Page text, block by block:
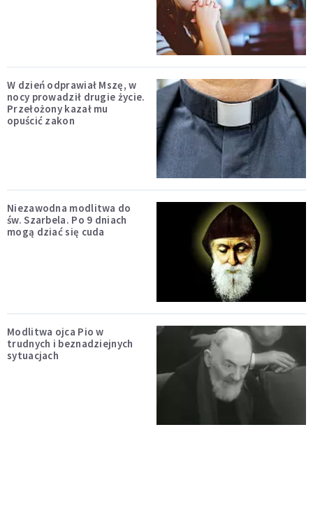
W dzień odprawiał Mszę, w
nocy prowadził drugie życie.
Przełożony kazał mu
opuścić zakon
Niezawodna modlitwa do
św. Szarbela. Po 9 dniach
mogą dziać się cuda
Modlitwa ojca Pio w
trudnych i beznadziejnych
sytuacjach